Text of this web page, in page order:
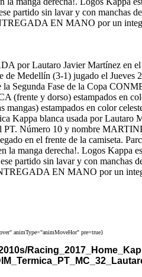
por Lautaro Javier Martínez en
Medellín (3-1) jugado el Jueves
Segunda Fase de la Copa
(frente y dorso) estampados en
estampados en color
Kappa blanca usada por Lautaro
PT. Número 10 y nombre
en el frente de la camiseta.
la manga derecha!. Logos Kappa
partido sin lavar y con manchas
EN MANO por un
animType="animMoveHor" pre=true}